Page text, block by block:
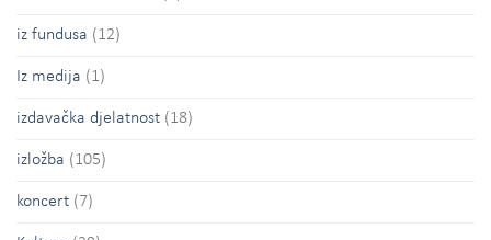
iz fundusa (12)
Iz medija (1)
izdavačka djelatnost (18)
izložba (105)
koncert (7)